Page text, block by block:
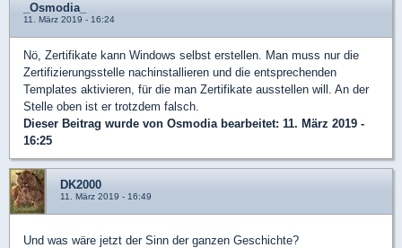
_Osmodia_
11. März 2019 - 16:24
Nö, Zertifikate kann Windows selbst erstellen. Man muss nur die
Zertifizierungsstelle nachinstallieren und die entsprechenden
Templates aktivieren, für die man Zertifikate ausstellen will. An der
Stelle oben ist er trotzdem falsch.
Dieser Beitrag wurde von Osmodiabearbeitet: 11. März 2019 -
16:25
DK2000
11. März 2019 - 16:49
Und was wäre jetzt der Sinn der ganzen Geschichte?